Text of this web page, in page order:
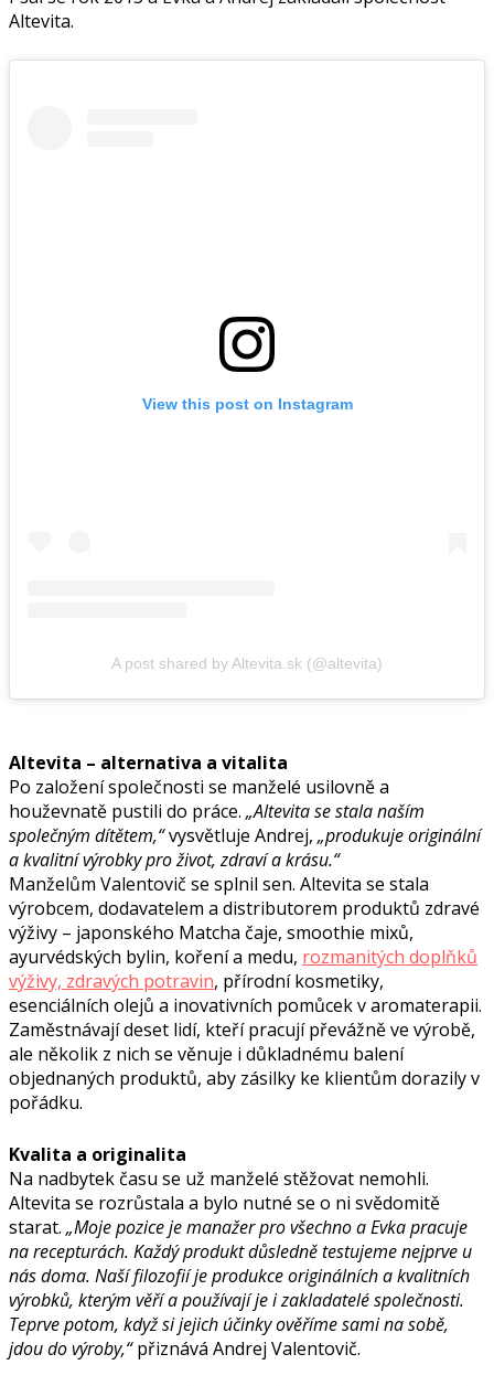
Altevita.
View this post on Instagram
A post shared by Altevita.sk (@altevita)
Altevita – alternativa a vitalita
Po založení společnosti se manželé usilovně a
houževnatě pustili do práce. „Altevita se stala naším
společným dítětem,“vysvětluje Andrej, „produkuje originální
a kvalitní výrobky pro život, zdraví a krásu.“
Manželům Valentovič se splnil sen. Altevita se stala
výrobcem, dodavatelem a distributorem produktů zdravé
výživy – japonského Matcha čaje, smoothie mixů,
ayurvédských bylin, koření a medu, rozmanitých doplňků
výživy, zdravých potravin, přírodní kosmetiky,
esenciálních olejů a inovativních pomůcek v aromaterapii.
Zaměstnávají deset lidí, kteří pracují převážně ve výrobě,
ale několik z nich se věnuje i důkladnému balení
objednaných produktů, aby zásilky ke klientům dorazily v
pořádku.
Kvalita a originalita
Na nadbytek času se už manželé stěžovat nemohli.
Altevita se rozrůstala a bylo nutné se o ni svědomitě
starat. „Moje pozice je manažer pro všechno a Evka pracuje
na recepturách. Každý produkt důsledně testujeme nejprve u
nás doma. Naší filozofií je produkce originálních a kvalitních
výrobků, kterým věří a používají je i zakladatelé společnosti.
Teprve potom, když si jejich účinky ověříme sami na sobě,
jdou do výroby,“přiznává Andrej Valentovič.